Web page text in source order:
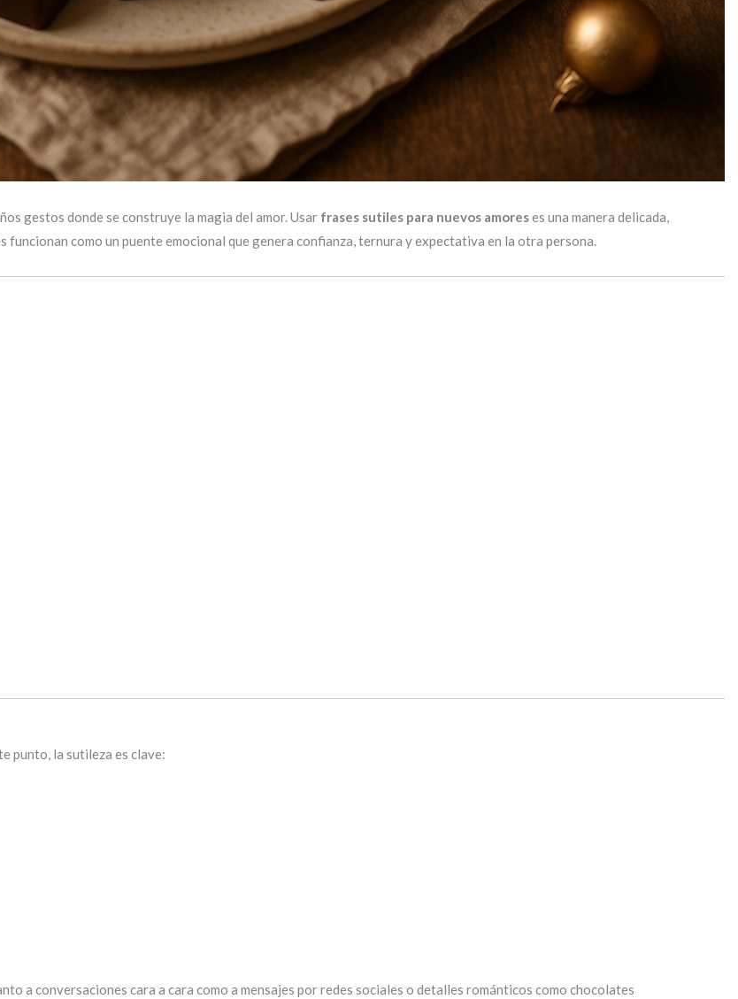
gestos donde se construye la magia del amor. Usar frases sutiles para nuevos amoreses una manera delicada,
como un puente emocional que genera confianza, ternura y expectativa en la otra persona.
punto, la sutileza es clave:
a conversaciones cara a cara como a mensajes por redes sociales o detalles románticos como chocolates